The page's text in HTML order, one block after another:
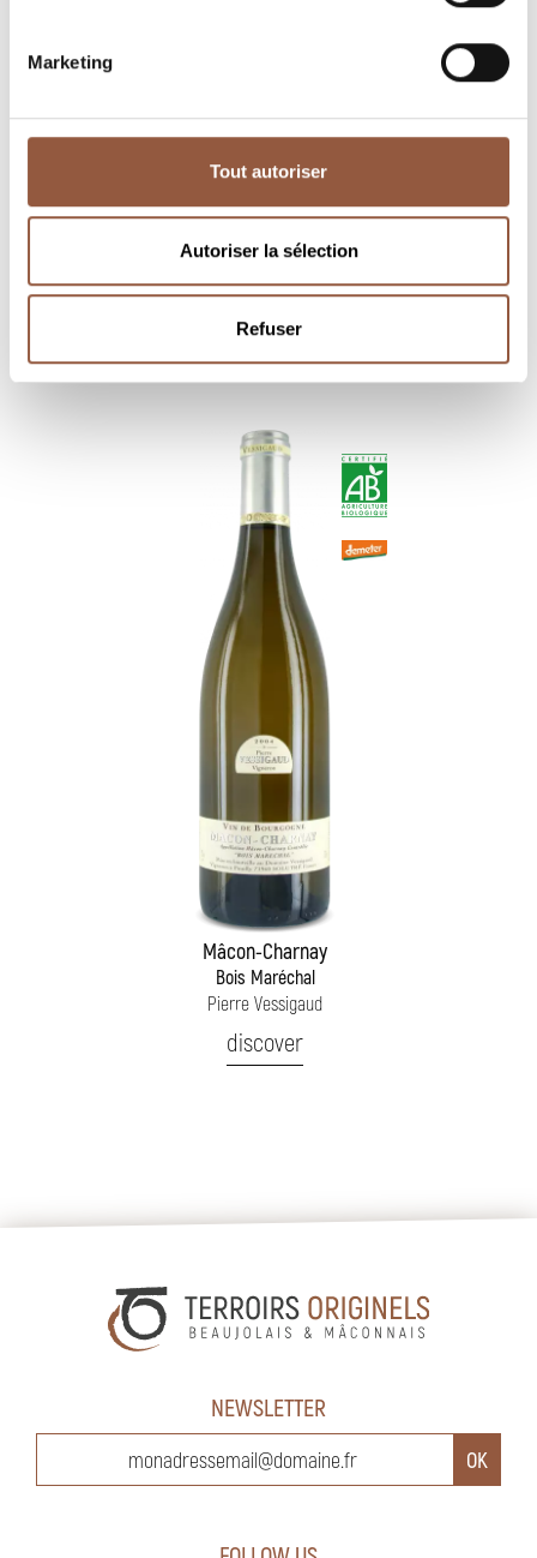
Marketing
Tout autoriser
Autoriser la sélection
Refuser
Mâcon-Fuissé
Les Tâches
Mâcon-Fuissé
Le Haut de Fuissé
Mâcon-Charnay
Bois Maréchal
Pierre Vessigaud
discover
NEWSLETTER